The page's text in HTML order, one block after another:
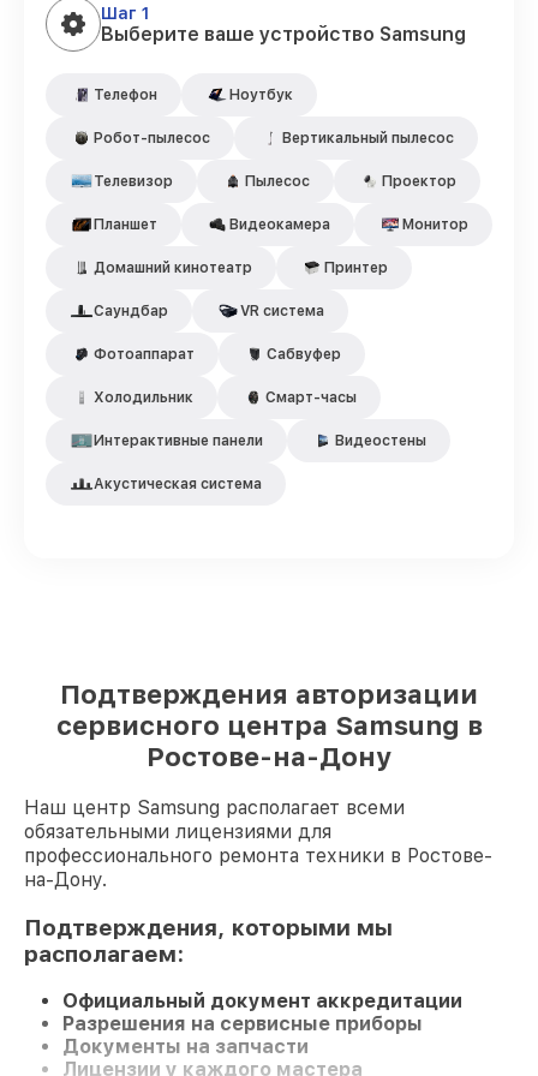
Шаг 1
Выберите ваше устройство Samsung
Телефон Ноутбук
Робот-пылесос Вертикальный пылесос
Телевизор Пылесос Проектор
Планшет Видеокамера Монитор
Домашний кинотеатр Принтер
Саундбар VR система
Фотоаппарат Сабвуфер
Холодильник Смарт-часы
Интерактивные панели Видеостены
Акустическая система
Подтверждения авторизации
сервисного центра Samsung в
Ростове-на-Дону
Наш центр Samsung располагает всеми
обязательными лицензиями для
профессионального ремонта техники в Ростове-
на-Дону.
Подтверждения, которыми мы
располагаем:
Официальный документ аккредитации
Разрешения на сервисные приборы
Документы на запчасти
Лицензии у каждого мастера